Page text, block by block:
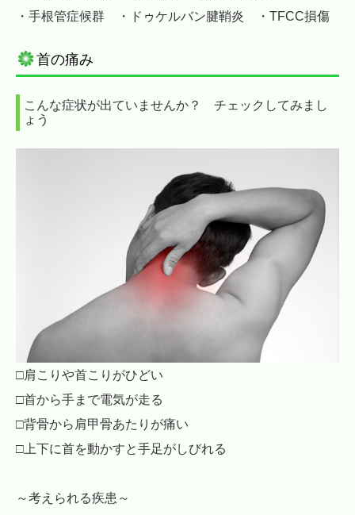
・手根管症候群 ・ドゥケルバン腱鞘炎 ・TFCC損傷
首の痛み
こんな症状が出ていませんか？ チェックしてみまし
ょう
□肩こりや首こりがひどい
□首から手まで電気が走る
□背骨から肩甲骨あたりが痛い
□上下に首を動かすと手足がしびれる
～考えられる疾患～